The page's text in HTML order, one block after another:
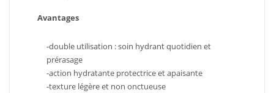
Avantages
-double utilisation : soin hydrant quotidien et
prérasage
-action hydratante protectrice et apaisante
-texture légère et non onctueuse